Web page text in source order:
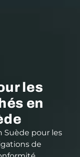
les
en
Suède pour les
de